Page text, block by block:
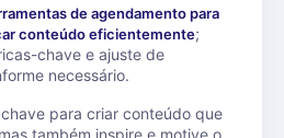
de agendamento para
conteúdo eficientemente;
chave e ajuste de
necessário.
para criar conteúdo que
também inspire e motive o